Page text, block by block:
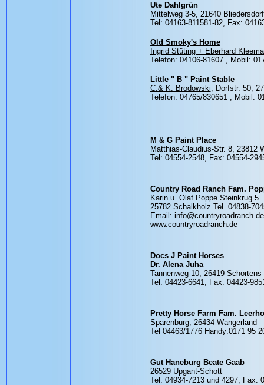
Ute Dahlgrün
Mittelweg 3-5, 21640 Bliedersdorf
Tel: 04163-811581-82, Fax:
Old Smoky's Home
Ingrid Stüting + Eberhard
Telefon: 04106-81607 , Mobil:
Little " B " Paint Stable
C.& K. Brodowski, Dorfstr. 50,
Telefon: 04765/830651 , Mobil:
M & G Paint Place
Matthias-Claudius-Str. 8, 23812
Tel: 04554-2548, Fax: 04554-
Country Road Ranch Fam.
Karin u. Olaf Poppe Steinkrug 5
25782 Schalkholz Tel. 04838-
Email: info@countryroadranch.de
www.countryroadranch.de
Docs J Paint Horses
Dr. Alena Juha
Tannenweg 10, 26419
Tel: 04423-6641, Fax: 04423-
Pretty Horse Farm Fam.
Sparenburg, 26434 Wangerland
Tel 04463/1776 Handy:0171 95
Gut Haneburg Beate Gaab
26529 Upgant-Schott
Tel: 04934-7213 und 4297, Fax: